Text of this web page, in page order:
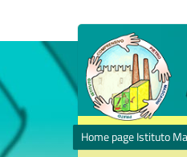
Home page Istituto